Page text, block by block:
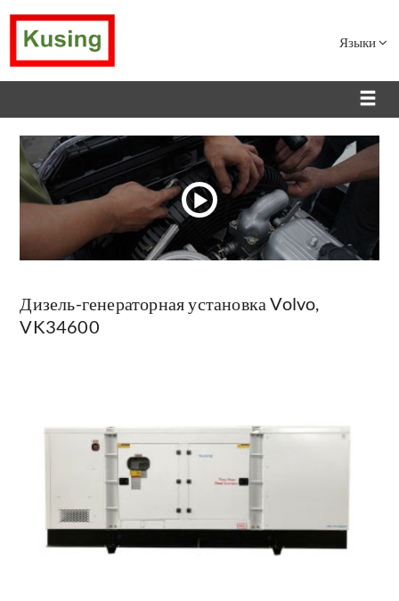
Языки
Дизель-генераторная установка Volvo,
VK34600